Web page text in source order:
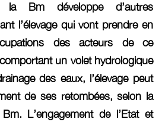
Bm développe d’autres
l’élevage qui vont prendre en
des acteurs de ce
un volet hydrologique
des eaux, l’élevage peut
de ses retombées, selon la
L’engagement de l’Etat et